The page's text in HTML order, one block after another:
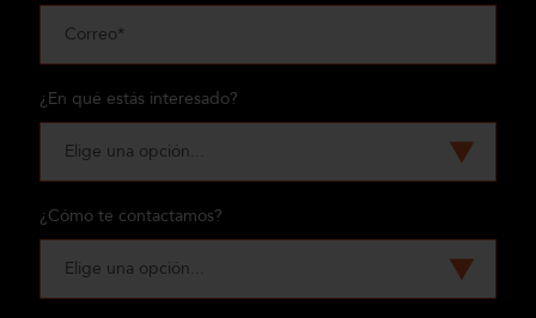
¿En qué estás interesado?
¿Cómo te contactamos?